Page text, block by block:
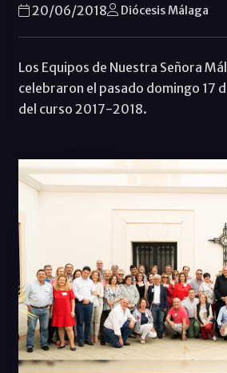
20/06/2018 Diócesis Málaga
Los Equipos de Nuestra Señora
celebraron el pasado domingo 17
del curso 2017-2018.